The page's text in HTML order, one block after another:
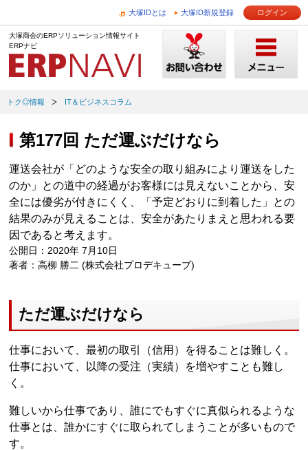
大塚IDとは 大塚ID新規登録 ログイン
大塚商会のERPソリューション情報サイト
ERPナビ
トク◎情報 IT＆ビジネスコラム
第177回 ただ運ぶだけなら
運送会社が「どのような安全の取り組みにより運送をした
のか」との道中の経過がお客様には見えないことから、安
全には優劣が付きにくく、「予定どおりに到着した」との
結果のみが見えることは、安全があたりまえと思われる要
因であると考えます。
公開日：2020年 7月10日
著者：高柳 勝二 (株式会社プロデキューブ)
ただ運ぶだけなら
仕事において、最初の取引（信用）を得ることは難しく。
仕事において、以降の受注（実績）を増やすことも難し
く。
難しいから仕事であり、誰にでもすぐに真似られるような
仕事とは、誰かにすぐに取られてしまうことが多いもので
す。